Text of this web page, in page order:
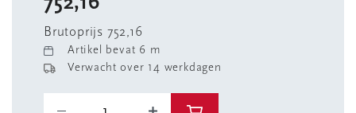
Brutoprijs 752,16
Artikel bevat 6 m
Verwacht over 14 werkdagen